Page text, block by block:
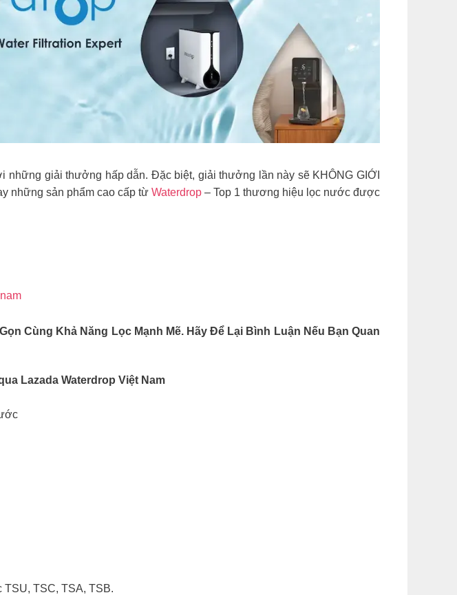
những giải thưởng hấp dẫn. Đặc biệt, giải thưởng lần này sẽ KHÔNG GIỚI
những sản phẩm cao cấp từ Waterdrop – Top 1 thương hiệu lọc nước được
Cùng Khả Năng Lọc Mạnh Mẽ. Hãy Để Lại Bình Luận Nếu Bạn Quan
Lazada Waterdrop Việt Nam
TSC, TSA, TSB.